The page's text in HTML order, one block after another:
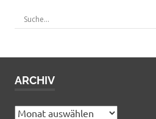
ARCHIV
Archiv